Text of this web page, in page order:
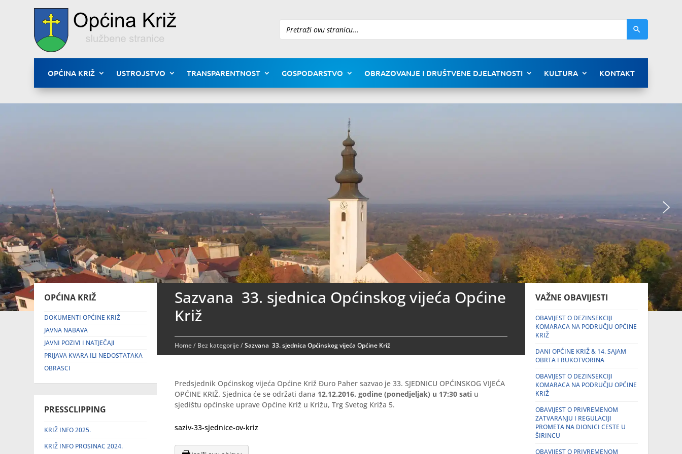
Pretraži
OPĆINA KRIŽ USTROJSTVO TRANSPARENTNOST GOSPODARSTVO OBRAZOVANJE I DRUŠTVENE DJELATNOSTI KULTURA KONTAKT
OPĆINA KRIŽ
DOKUMENTI OPĆINE KRIŽ
JAVNA NABAVA
JAVNI POZIVI I NATJEČAJI
PRIJAVA KVARA ILI NEDOSTATAKA
OBRASCI
PRESSCLIPPING
KRIŽ INFO 2025.
KRIŽ INFO PROSINAC 2024.
Sazvana 33. sjednica Općinskog vijeća Općine
Križ
Home/ Bez kategorije/Sazvana 33. sjednica Općinskog vijeća Općine Križ
Predsjednik Općinskog vijeća Općine Križ Đuro Paher sazvao je 33. SJEDNICU OPĆINSKOG VIJEĆA
OPĆINE KRIŽ. Sjednica će se održati dana 12.12.2016. godine (ponedjeljak) u 17:30 sati u
sjedištu općinske uprave Općine Križ u Križu, Trg Svetog Križa 5.
saziv-33-sjednice-ov-kriz
VAŽNE OBAVIJESTI
OBAVIJEST O DEZINSEKCIJI
KOMARACA NA PODRUČJU OPĆINE
KRIŽ
DANI OPĆINE KRIŽ & 14. SAJAM
OBRTA I RUKOTVORINA
OBAVIJEST O DEZINSEKCIJI
KOMARACA NA PODRUČJU OPĆINE
KRIŽ
OBAVIJEST O PRIVREMENOM
ZATVARANJU I REGULACIJI
PROMETA NA DIONICI CESTE U
ŠIRINCU
OBAVIJEST O PRIVREMENOM